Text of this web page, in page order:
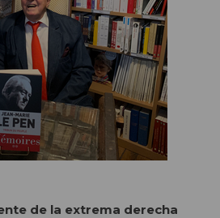
de la extrema derecha